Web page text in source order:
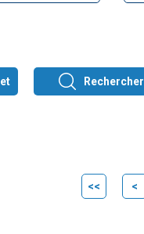
Rechercher
<< <